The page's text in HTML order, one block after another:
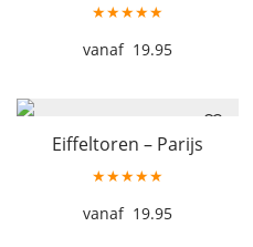
★★★★★
19.95
Eiffeltoren – Parijs
★★★★★
19.95